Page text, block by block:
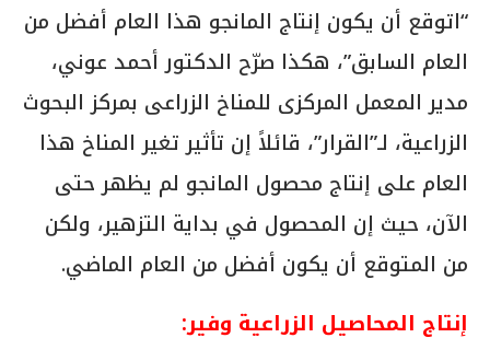
“اتوقع أن يكون إنتاج المانجو هذا العام أفضل من
العام السابق”، هكذا صرّح الدكتور أحمد عوني،
مدير المعمل المركزى للمناخ الزراعى بمركز البحوث
الزراعية، لـ”القرار”، قائلاً إن تأثير تغير المناخ هذا
العام على إنتاج محصول المانجو لم يظهر حتى
الآن، حيث إن المحصول في بداية التزهير، ولكن
من المتوقع أن يكون أفضل من العام الماضي.
إنتاج المحاصيل الزراعية وفير: